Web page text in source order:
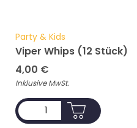
Party & Kids
Viper Whips (12 Stück)
4,00 €
Inklusive MwSt.